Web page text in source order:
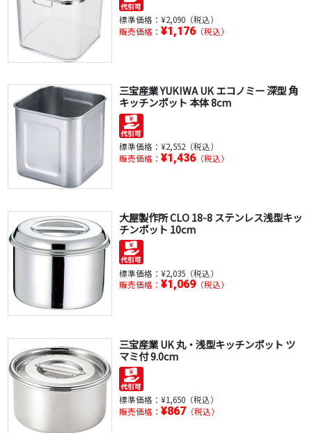
標準価格： ¥2,090（税込）
販売価格： ¥1,176（税込）
三宝産業 YUKIWA UK エコノミー 深型 角
キッチンポット 本体 8cm
標準価格： ¥2,552（税込）
販売価格： ¥1,436（税込）
大屋製作所 CLO 18-8 ステンレス浅型キッ
チンポット 10cm
標準価格： ¥2,035（税込）
販売価格： ¥1,069（税込）
三宝産業 UK 丸・浅型キッチンポット ツ
マミ付 9.0cm
標準価格： ¥1,650（税込）
販売価格： ¥867（税込）